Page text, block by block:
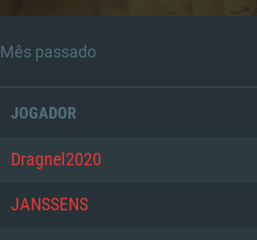
Mês passado
JOGADOR
Dragnel2020
JANSSENS